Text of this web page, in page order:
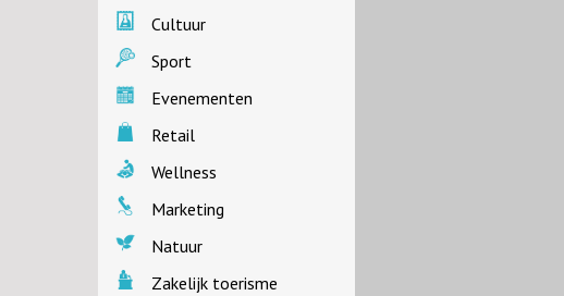
Cultuur
Sport
Evenementen
Retail
Wellness
Marketing
Natuur
Zakelijk toerisme